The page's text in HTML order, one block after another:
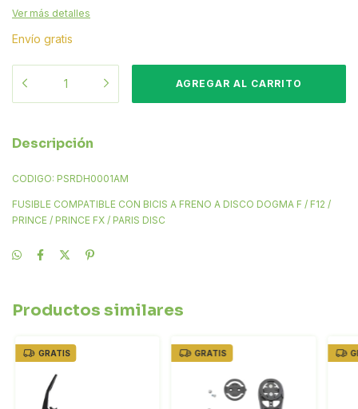
Ver más detalles
Envío gratis
Descripción
CODIGO: PSRDH0001AM
FUSIBLE COMPATIBLE CON BICIS A FRENO A DISCO DOGMA F / F12 /
PRINCE / PRINCE FX / PARIS DISC
Productos similares
GRATIS GRATIS